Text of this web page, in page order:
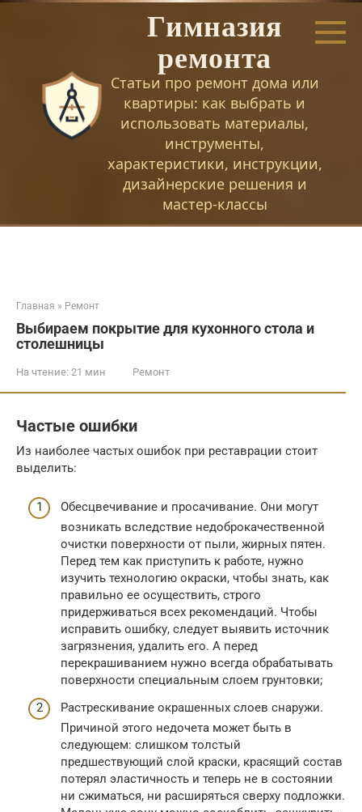
Перейти
Гимназия
ремонта
Статьи про ремонт дома или
квартиры: как выбрать и
использовать материалы,
инструменты,
характеристики, инструкции,
дизайнерские решения и
мастер-классы
Главная » Ремонт
Выбираем покрытие для кухонного стола и
столешницы
На чтение: 21 мин Ремонт
Частые ошибки
Из наиболее частых ошибок при реставрации стоит
выделить:
Обесцвечивание и просачивание. Они могут
возникать вследствие недоброкачественной
очистки поверхности от пыли, жирных пятен.
Перед тем как приступить к работе, нужно
изучить технологию окраски, чтобы знать, как
правильно ее осуществить, строго
придерживаться всех рекомендаций. Чтобы
исправить ошибку, следует выявить источник
загрязнения, удалить его. А перед
перекрашиванием нужно всегда обрабатывать
поверхности специальным слоем грунтовки;
Растрескивание окрашенных слоев снаружи.
Причиной этого недочета может быть в
следующем: слишком толстый
предшествующий слой краски, красящий состав
потерял эластичность и теперь не в состоянии
ни сжиматься, ни расширяться сверху подложки.